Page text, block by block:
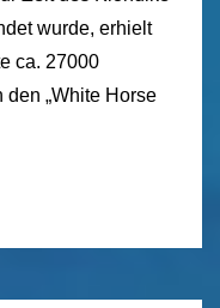
wurde, erhielt
ca. 27000
„White Horse